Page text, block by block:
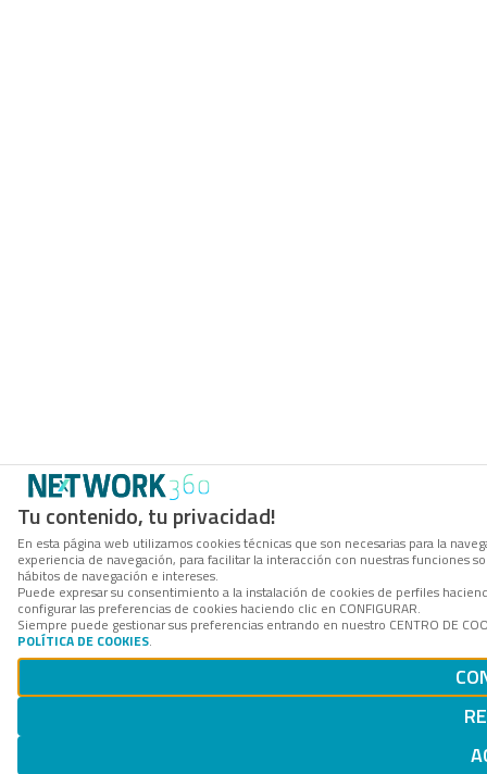
Tu contenido, tu privacidad!
En esta página web utilizamos cookies técnicas que son necesarias para la
experiencia de navegación, para facilitar la interacción con nuestras funciones
hábitos de navegación e intereses.
Puede expresar su consentimiento a la instalación de cookies de perfiles
configurar las preferencias de cookies haciendo clic en CONFIGURAR.
Siempre puede gestionar sus preferencias entrando en nuestro CENTRO DE
POLÍTICA DE COOKIES.